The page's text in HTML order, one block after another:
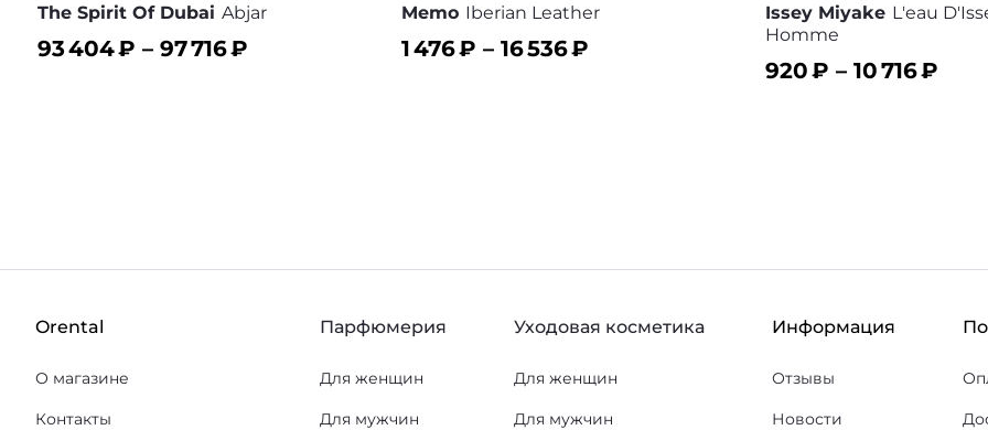
The Spirit Of Dubai Abjar
93 404₽ – 97 716₽
Memo Iberian Leather
1 476₽ – 16 536₽
Issey Miyake L'eau
Homme
920₽ – 10 716₽
Orental
О магазине
Контакты
Парфюмерия
Для женщин
Для мужчин
Уходовая косметика
Для женщин
Для мужчин
Информация
Отзывы
Новости